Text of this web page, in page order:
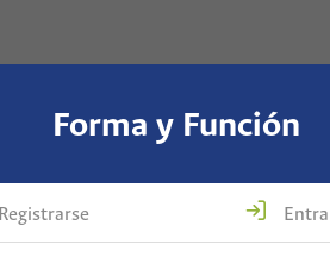
Forma y Función
Registrarse